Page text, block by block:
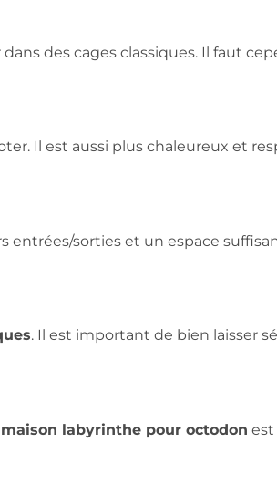
des cages classiques. Il faut
Il est aussi plus chaleureux et
entrées/sorties et un espace
. Il est important de bien laisser
maison labyrinthe pour octodon est